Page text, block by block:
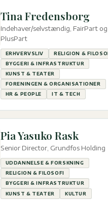
Tina Fredensborg
Indehaver/selvstændig, FairPart og
PlusPart
ERHVERVSLIV
RELIGION &
BYGGERI & INFRASTRUKTUR
KUNST & TEATER
FORENINGEN & ORGANISATIONER
HR & PEOPLE
IT & TECH
Pia Yasuko Rask
Senior Director, Grundfos Holding
UDDANNELSE & FORSKNING
RELIGION & FILOSOFI
BYGGERI & INFRASTRUKTUR
KUNST & TEATER
KULTUR